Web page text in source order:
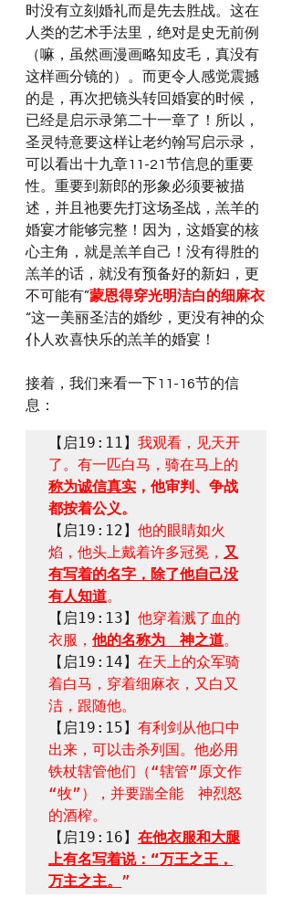
时没有立刻婚礼而是先去胜战。这在
人类的艺术手法里，绝对是史无前例
（嘛，虽然画漫画略知皮毛，真没有
这样画分镜的）。而更令人感觉震撼
的是，再次把镜头转回婚宴的时候，
已经是启示录第二十一章了！所以，
圣灵特意要这样让老约翰写启示录，
可以看出十九章11-21节信息的重要
性。重要到新郎的形象必须要被描
述，并且祂要先打这场圣战，羔羊的
婚宴才能够完整！因为，这婚宴的核
心主角，就是羔羊自己！没有得胜的
羔羊的话，就没有预备好的新妇，更
不可能有”蒙恩得穿光明洁白的细麻衣
“这一美丽圣洁的婚纱，更没有神的众
仆人欢喜快乐的羔羊的婚宴！
接着，我们来看一下11-16节的信
息：
【启19:11】 我观看，见天开
了。有一匹白马，骑在马上的
称为诚信真实 ，他审判、争战
都按着公义。
【启19:12】 他的眼睛如火
焰，他头上戴着许多冠冕， 又
有写着的名字，除了他自己没
有人知道。
【启19:13】 他穿着溅了血的
衣服， 他的名称为　神之道。
【启19:14】 在天上的众军骑
着白马，穿着细麻衣，又白又
洁，跟随他。
【启19:15】 有利剑从他口中
出来，可以击杀列国。他必用
铁杖辖管他们（“辖管”原文作
“牧”），并要踹全能　神烈怒
的酒榨。
【启19:16】 在他衣服和大腿
上有名写着说：“万王之王，
万主之主。 ”